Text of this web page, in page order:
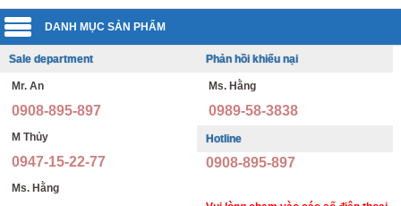
Uniforms
Office uniforms
Security uniforms
Safety shoes
Imported safety shoes
Sale department
Mr. An
0908-895-897
M Thủy
0947-15-22-77
Ms. Hằng
Phản hồi khiếu nại
Ms. Hằng
0989-58-3838
Hotline
0908-895-897